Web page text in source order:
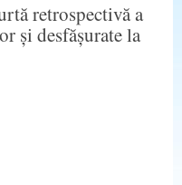
retrospectivă a
și desfășurate la